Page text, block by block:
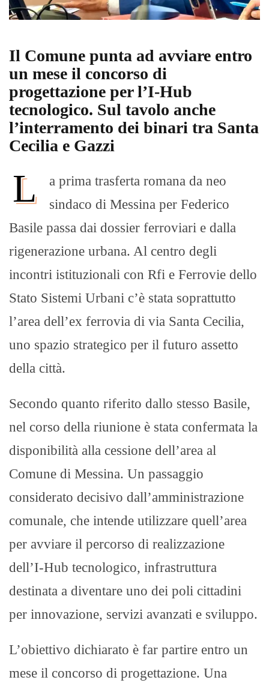
Il Comune punta ad avviare entro
un mese il concorso di
progettazione per l’I-Hub
tecnologico. Sul tavolo anche
l’interramento dei binari tra Santa
Cecilia e Gazzi
L
a prima trasferta romana da neo
sindaco di Messina per Federico
Basile passa dai dossier ferroviari e dalla
rigenerazione urbana. Al centro degli
incontri istituzionali con Rfi e Ferrovie dello
Stato Sistemi Urbani c’è stata soprattutto
l’area dell’ex ferrovia di via Santa Cecilia,
uno spazio strategico per il futuro assetto
della città.
Secondo quanto riferito dallo stesso Basile,
nel corso della riunione è stata confermata la
disponibilità alla cessione dell’area al
Comune di Messina. Un passaggio
considerato decisivo dall’amministrazione
comunale, che intende utilizzare quell’area
per avviare il percorso di realizzazione
dell’I-Hub tecnologico, infrastruttura
destinata a diventare uno dei poli cittadini
per innovazione, servizi avanzati e sviluppo.
L’obiettivo dichiarato è far partire entro un
mese il concorso di progettazione. Una